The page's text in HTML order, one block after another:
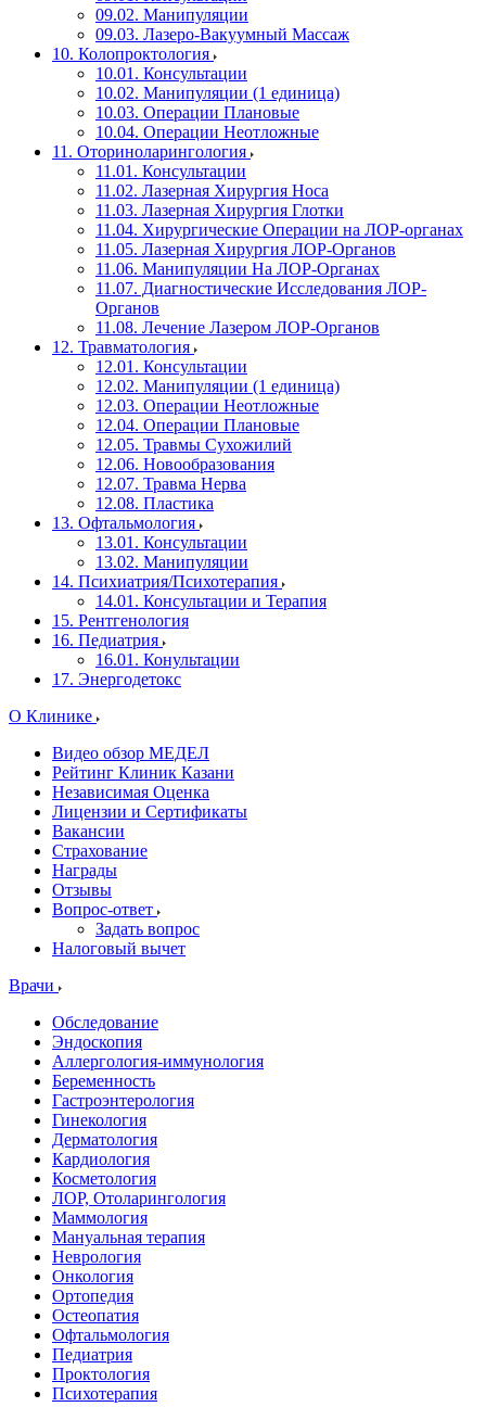
09.02. Манипуляции
09.03. Лазеро-Вакуумный Массаж
10. Колопроктология
10.01. Консультации
10.02. Манипуляции (1 единица)
10.03. Операции Плановые
10.04. Операции Неотложные
11. Оториноларингология
11.01. Консультации
11.02. Лазерная Хирургия Носа
11.03. Лазерная Хирургия Глотки
11.04. Хирургические Операции на ЛОР-органах
11.05. Лазерная Хирургия ЛОР-Органов
11.06. Манипуляции На ЛОР-Органах
11.07. Диагностические Исследования ЛОР-
Органов
11.08. Лечение Лазером ЛОР-Органов
12. Травматология
12.01. Консультации
12.02. Манипуляции (1 единица)
12.03. Операции Неотложные
12.04. Операции Плановые
12.05. Травмы Сухожилий
12.06. Новообразования
12.07. Травма Нерва
12.08. Пластика
13. Офтальмология
13.01. Консультации
13.02. Манипуляции
14. Психиатрия/Психотерапия
14.01. Консультации и Терапия
15. Рентгенология
16. Педиатрия
16.01. Конультации
17. Энергодетокс
О Клинике
Видео обзор МЕДЕЛ
Рейтинг Клиник Казани
Независимая Оценка
Лицензии и Сертификаты
Вакансии
Страхование
Награды
Отзывы
Вопрос-ответ
Задать вопрос
Налоговый вычет
Врачи
Обследование
Эндоскопия
Аллергология-иммунология
Беременность
Гастроэнтерология
Гинекология
Дерматология
Кардиология
Косметология
ЛОР, Отоларингология
Маммология
Мануальная терапия
Неврология
Онкология
Ортопедия
Остеопатия
Офтальмология
Педиатрия
Проктология
Психотерапия